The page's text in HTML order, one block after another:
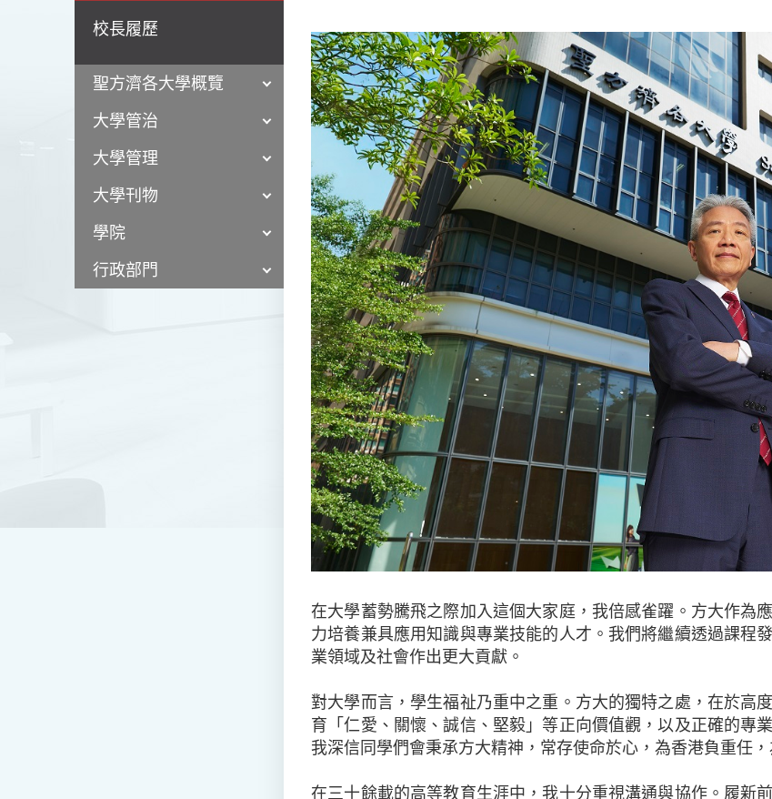
校長履歷
聖方濟各大學概覽
大學管治
大學管理
大學刊物
學院
行政部門
在大學蓄勢騰飛之際加入這個大家庭，我倍感雀躍。方大作為
力培養兼具應用知識與專業技能的人才。我們將繼續透過課程
業領域及社會作出更大貢獻。
對大學而言，學生福祉乃重中之重。方大的獨特之處，在於高
育「仁愛、關懷、誠信、堅毅」等正向價值觀，以及正確的專
我深信同學們會秉承方大精神，常存使命於心，為香港負重任，
在三十餘載的高等教育生涯中，我十分重視溝通與協作。履新